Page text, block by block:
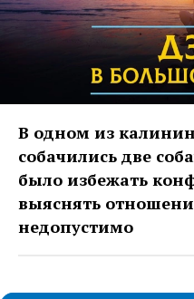
В одном из
собачились две
было избежать
выяснять
недопустимо